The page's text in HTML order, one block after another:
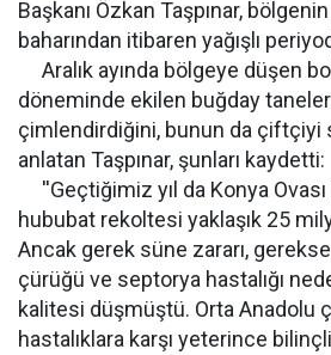
Başkanı Özkan Taşpınar,
baharından itibaren yağışlı
Aralık ayında bölgeye düşen bol
döneminde ekilen buğday
çimlendirdiğini, bunun da çiftçiyi
anlatan Taşpınar, şunları kaydetti:
''Geçtiğimiz yıl da Konya Ovası
hububat rekoltesi yaklaşık 25
Ancak gerek süne zararı,
çürüğü ve septorya hastalığı
kalitesi düşmüştü. Orta Anadolu
hastalıklara karşı yeterince